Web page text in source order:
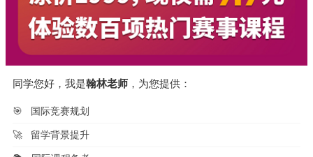
同学您好，我是翰林老师 ，为您提供：
🎯 国际竞赛规划
🚀 留学背景提升